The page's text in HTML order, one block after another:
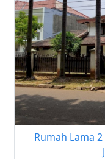
Rumah Lama